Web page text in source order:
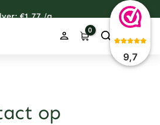
9,7
120,76
€1,77/g
48,59
38,39
op